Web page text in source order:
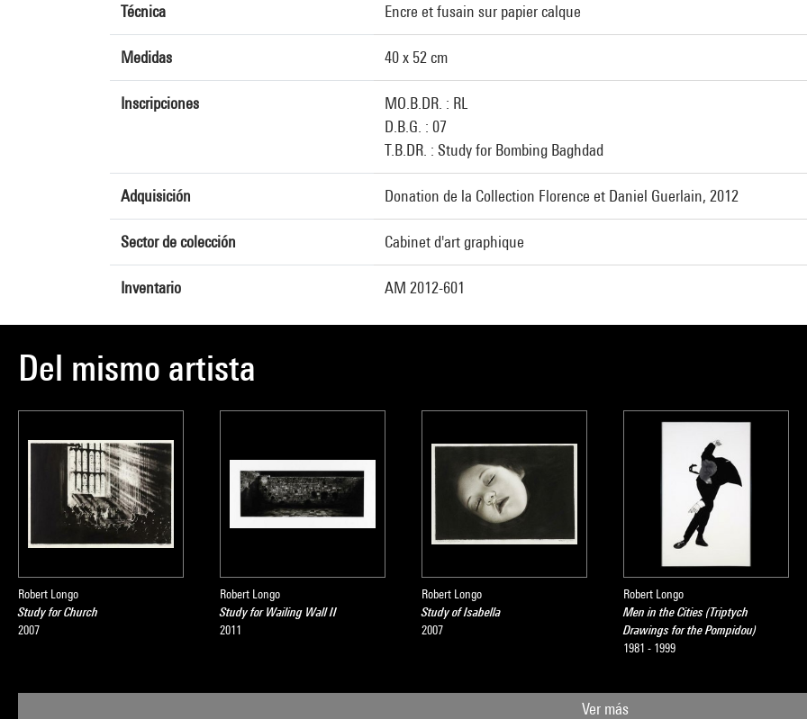
Técnica Encre et fusain sur papier calque
Medidas 40 x 52 cm
Inscripciones
MO.B.DR. : RL
D.B.G. : 07
T.B.DR. : Study for Bombing Baghdad
Adquisición Donation de la Collection Florence et Daniel Guerlain, 2012
Sector de colección Cabinet d'art graphique
Inventario AM 2012-601
Del mismo artista
Robert Longo
Study for Church
2007
Robert Longo
Study for Wailing Wall II
2011
Robert Longo
Study of Isabella
2007
Robert Longo
Men in the Cities (Triptych
Drawings for the Pompidou)
1981 - 1999
Ver más